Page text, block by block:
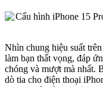
Nhìn chung hiệu suất
làm bạn thất vọng, đáp
chóng và mượt mà nhất.
dò tia cho điện thoại